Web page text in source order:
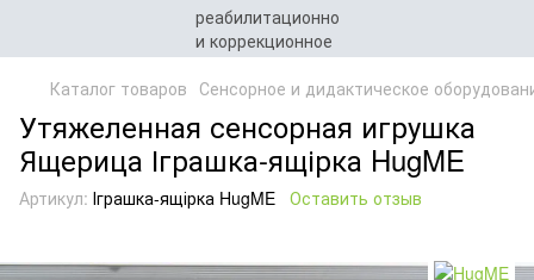
Каталог товаров Сенсорное и дидактическое
Утяжеленная сенсорная игрушка
Ящерица Іграшка-ящірка HugME
Артикул: Іграшка-ящірка HugME Оставить отзыв